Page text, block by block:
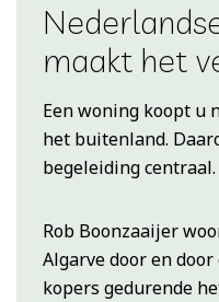
maakt het
Een woning koopt u
het buitenland.
begeleiding centraal.
Rob Boonzaaijer
Algarve door en
kopers gedurende